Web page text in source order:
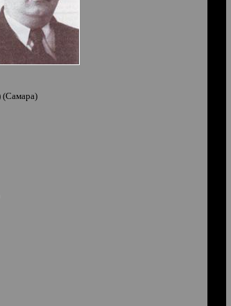
(Самара)